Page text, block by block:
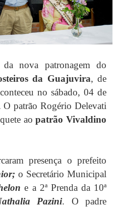
nova patronagem do
da Guajuvira, de
no sábado, 04 de
O patrão Rogério Delevati
aopatrão Vivaldino
presença o prefeito
o Secretário Municipal
e a 2ª Prenda da 10ª
Pazini. O padre